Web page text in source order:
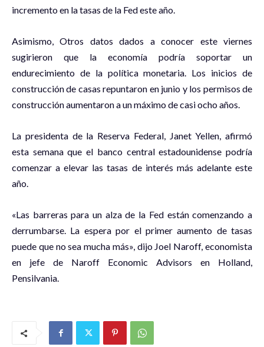
incremento en la tasas de la Fed este año.
Asimismo, Otros datos dados a conocer este viernes
sugirieron que la economía podría soportar un
endurecimiento de la política monetaria. Los inicios de
construcción de casas repuntaron en junio y los permisos de
construcción aumentaron a un máximo de casi ocho años.
La presidenta de la Reserva Federal, Janet Yellen, afirmó
esta semana que el banco central estadounidense podría
comenzar a elevar las tasas de interés más adelante este
año.
«Las barreras para un alza de la Fed están comenzando a
derrumbarse. La espera por el primer aumento de tasas
puede que no sea mucha más», dijo Joel Naroff, economista
en jefe de Naroff Economic Advisors en Holland,
Pensilvania.